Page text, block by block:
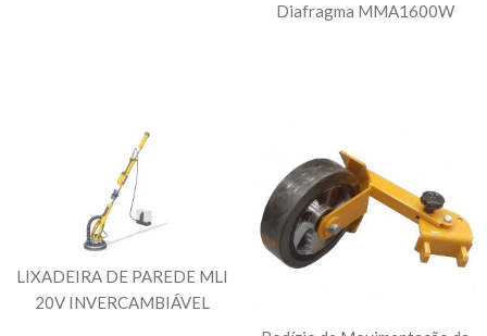
Diafragma MMA1600W
LIXADEIRA DE PAREDE MLI
20V INVERCAMBIÁVEL